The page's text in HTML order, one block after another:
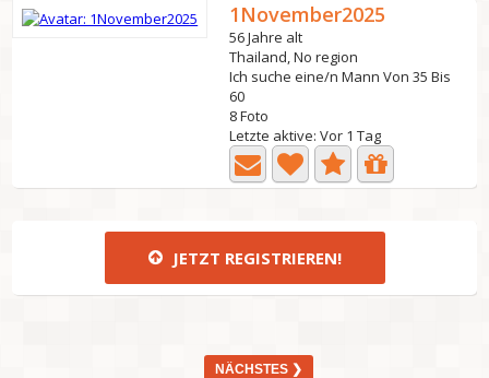
1November2025
56 Jahre alt
Thailand, No region
Ich suche eine/n Mann Von 35 Bis
60
8 Foto
Letzte aktive: Vor 1 Tag
JETZT REGISTRIEREN!
NÄCHSTES ❯